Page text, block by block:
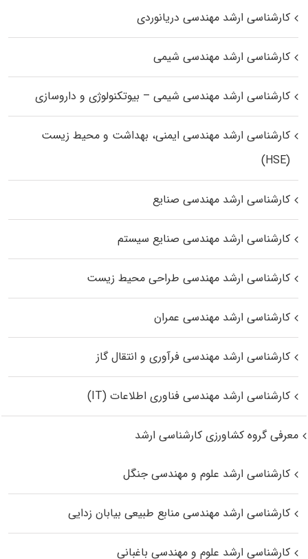
کارشناسی ارشد مهندسی دریانوردی
کارشناسی ارشد مهندسی شیمی
کارشناسی ارشد مهندسی شیمی – بیوتکنولوژی و داروسازی
کارشناسی ارشد مهندسی ایمنی، بهداشت و محیط زیست
(HSE)
کارشناسی ارشد مهندسی صنایع
کارشناسی ارشد مهندسی صنایع سیستم
کارشناسی ارشد مهندسی طراحی محیط زیست
کارشناسی ارشد مهندسی عمران
کارشناسی ارشد مهندسی فرآوری و انتقال گاز
کارشناسی ارشد مهندسی فناوری اطلاعات (IT)
معرفی گروه کشاورزی کارشناسی ارشد
کارشناسی ارشد علوم و مهندسی جنگل
کارشناسی ارشد مهندسی منابع طبیعی بیابان زدایی
کارشناسی ارشد علوم و مهندسی باغبانی